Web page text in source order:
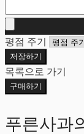
평점 주기
저장하기
목록으로 가기
구매하기
푸른사과